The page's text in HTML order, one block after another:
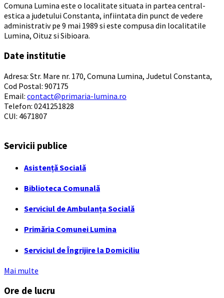
Comuna Lumina este o localitate situata in partea central-
estica a judetului Constanta, infiintata din punct de vedere
administrativ pe 9 mai 1989 si este compusa din localitatile
Lumina, Oituz si Sibioara.
Date institutie
Adresa: Str. Mare nr. 170, Comuna Lumina, Judetul Constanta,
Cod Postal: 907175
Email: contact@primaria-lumina.ro
Telefon: 0241251828
CUI: 4671807
Servicii publice
Asistență Socială
Biblioteca Comunală
Serviciul de Ambulanța Socială
Primăria Comunei Lumina
Serviciul de Îngrijire la Domiciliu
Mai multe
Ore de lucru